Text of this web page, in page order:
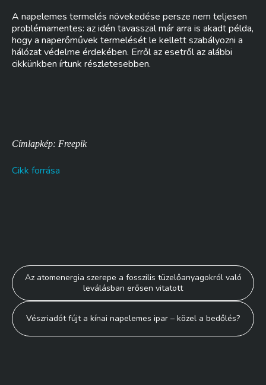
A napelemes termelés növekedése persze nem teljesen
problémamentes: az idén tavasszal már arra is akadt példa,
hogy a naperőművek termelését le kellett szabályozni a
hálózat védelme érdekében. Erről az esetről az alábbi
cikkünkben írtunk részletesebben.
Címlapkép: Freepik
Cikk forrása
Bejegyzés
navigáció
Az atomenergia szerepe a fosszilis tüzelőanyagokról való
leválásban erősen vitatott
Vészriadót fújt a kínai napelemes ipar – közel a bedőlés?